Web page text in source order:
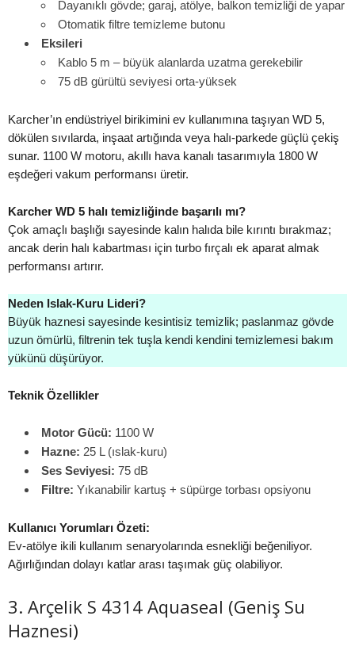
Dayanıklı gövde; garaj, atölye, balkon temizliği de yapar
Otomatik filtre temizleme butonu
Eksileri
Kablo 5 m – büyük alanlarda uzatma gerekebilir
75 dB gürültü seviyesi orta-yüksek
Karcher’ın endüstriyel birikimini ev kullanımına taşıyan WD 5,
dökülen sıvılarda, inşaat artığında veya halı-parkede güçlü çekiş
sunar. 1100 W motoru, akıllı hava kanalı tasarımıyla 1800 W
eşdeğeri vakum performansı üretir.
Karcher WD 5 halı temizliğinde başarılı mı?
Çok amaçlı başlığı sayesinde kalın halıda bile kırıntı bırakmaz;
ancak derin halı kabartması için turbo fırçalı ek aparat almak
performansı artırır.
Neden Islak-Kuru Lideri?
Büyük haznesi sayesinde kesintisiz temizlik; paslanmaz gövde
uzun ömürlü, filtrenin tek tuşla kendi kendini temizlemesi bakım
yükünü düşürüyor.
Teknik Özellikler
Motor Gücü: 1100 W
Hazne: 25 L (ıslak-kuru)
Ses Seviyesi: 75 dB
Filtre: Yıkanabilir kartuş + süpürge torbası opsiyonu
Kullanıcı Yorumları Özeti:
Ev-atölye ikili kullanım senaryolarında esnekliği beğeniliyor.
Ağırlığından dolayı katlar arası taşımak güç olabiliyor.
3. Arçelik S 4314 Aquaseal (Geniş Su
Haznesi)